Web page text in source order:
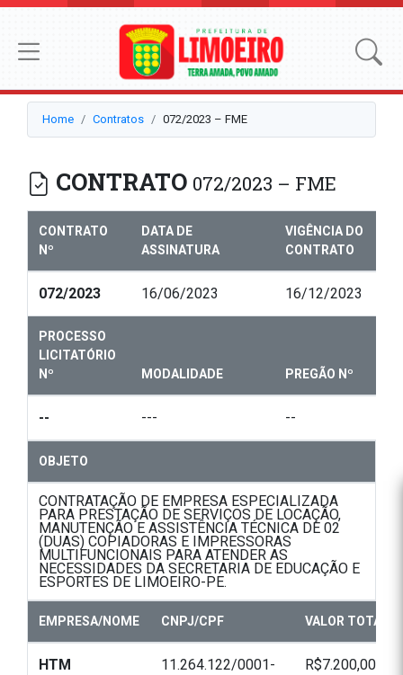
Home Contratos 072/2023 – FME
CONTRATO 072/2023 – FME
CONTRATO
Nº
DATA DE
ASSINATURA
VIGÊNCIA DO
CONTRATO
072/2023 16/06/2023 16/12/2023
PROCESSO
LICITATÓRIO
Nº
MODALIDADE PREGÃO Nº
-- --- --
OBJETO
CONTRATAÇÃO DE EMPRESA ESPECIALIZADA
PARA PRESTAÇÃO DE SERVIÇOS DE LOCAÇÃO,
MANUTENÇÃO E ASSISTÊNCIA TÉCNICA DE 02
(DUAS) COPIADORAS E IMPRESSORAS
MULTIFUNCIONAIS PARA ATENDER AS
NECESSIDADES DA SECRETARIA DE EDUCAÇÃO E
ESPORTES DE LIMOEIRO-PE.
EMPRESA/NOME CNPJ/CPF VALOR TOTAL
HTM
11.264.122/0001-
R$7.200,00